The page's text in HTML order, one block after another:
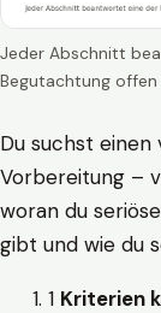
Jeder Abschnitt
Begutachtung offen
Du suchst
Vorbereitung –
woran du
gibt und wie du
1 Kriterien